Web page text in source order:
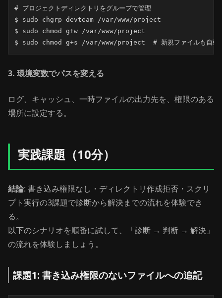
# プロジェクトディレクトリをグループで管理
$ sudo chgrp devteam /var/www/project
$ sudo chmod g+w /var/www/project
$ sudo chmod g+s /var/www/project  # 新規ファイルも自動
3. 環境変数でパスを変える
ログ、キャッシュ、一時ファイルの出力先を、権限のある
場所に設定する。
実践課題（10分）
結論: 書き込み権限なし・ディレクトリ作成拒否・スクリ
プト実行の3課題で診断から解決までの流れを体験でき
る。
以下のシナリオを順番に試して、「診断 → 判断 → 解決」
の流れを体験しましょう。
課題1: 書き込み権限のないファイルへの追記